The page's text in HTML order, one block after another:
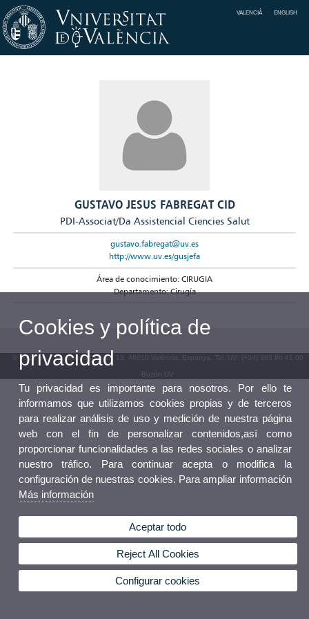
VALENCIÀ ENGLISH
GUSTAVO JESUS FABREGAT CID
PDI-Associat/Da Assistencial Ciencies Salut
gustavo.fabregat@uv.es
http://www.uv.es/gusjefa
Área de conocimiento: CIRUGIA
Departamento: Cirugía
© 2026 UV. - Av. Blasco Ibáñez, 13. 46010 València. Espanya. Tel. UV: (+34) 963 86 41 00
Buzón UV
Cookies y política de
privacidad
Tu privacidad es importante para nosotros. Por ello te
informamos que utilizamos cookies propias y de terceros
para realizar análisis de uso y medición de nuestra página
web con el fin de personalizar contenidos,así como
proporcionar funcionalidades a las redes sociales o analizar
nuestro tráfico. Para continuar acepta o modifica la
configuración de nuestras cookies. Para ampliar información
Más información
Aceptar todo
Reject All Cookies
Configurar cookies